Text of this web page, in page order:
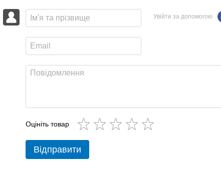
Увійти за допомогою
Оцініть товар
Відправити